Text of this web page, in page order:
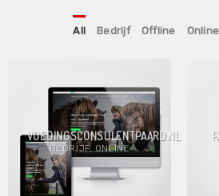
All Bedrijf Offline Online
VOEDINGSCONSULENTPAARD.NL
BEDRIJF, ONLINE